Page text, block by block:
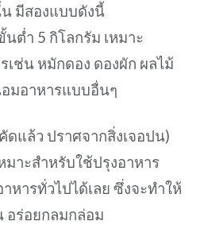
น มีสองแบบดังนี้
ต่ำ 5 กิโลกรัม เหมาะ
ช่น หมักดอง ดองผัก ผลไม้
มอาหารแบบอื่นๆ
ดแล้ว ปราศจากสิ่งเจอปน)
มาะสำหรับใช้ปรุงอาหาร
หารทั่วไปได้เลย ซึ่งจะทำให้
อร่อยกลมกล่อม